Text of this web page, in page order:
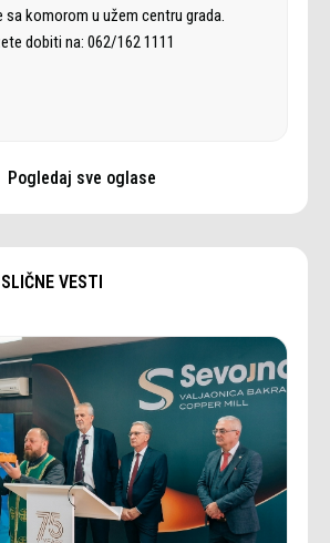
sa komorom u užem centru grada.
dobiti na: 062/162 1111
Pogledaj sve oglase
VESTI